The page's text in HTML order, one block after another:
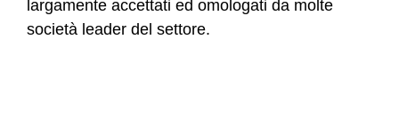
largamente accettati ed omologati da molte
società leader del settore.